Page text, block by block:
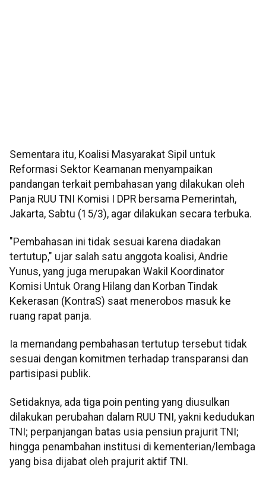
Sementara itu, Koalisi Masyarakat Sipil untuk
Reformasi Sektor Keamanan menyampaikan
pandangan terkait pembahasan yang dilakukan oleh
Panja RUU TNI Komisi I DPR bersama Pemerintah,
Jakarta, Sabtu (15/3), agar dilakukan secara terbuka.
"Pembahasan ini tidak sesuai karena diadakan
tertutup," ujar salah satu anggota koalisi, Andrie
Yunus, yang juga merupakan Wakil Koordinator
Komisi Untuk Orang Hilang dan Korban Tindak
Kekerasan (KontraS) saat menerobos masuk ke
ruang rapat panja.
Ia memandang pembahasan tertutup tersebut tidak
sesuai dengan komitmen terhadap transparansi dan
partisipasi publik.
Setidaknya, ada tiga poin penting yang diusulkan
dilakukan perubahan dalam RUU TNI, yakni kedudukan
TNI; perpanjangan batas usia pensiun prajurit TNI;
hingga penambahan institusi di kementerian/lembaga
yang bisa dijabat oleh prajurit aktif TNI.